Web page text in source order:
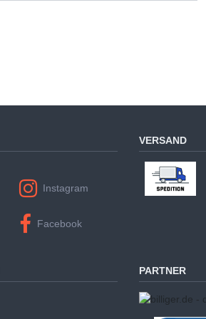
Instagram
Facebook
VERSAND
PARTNER